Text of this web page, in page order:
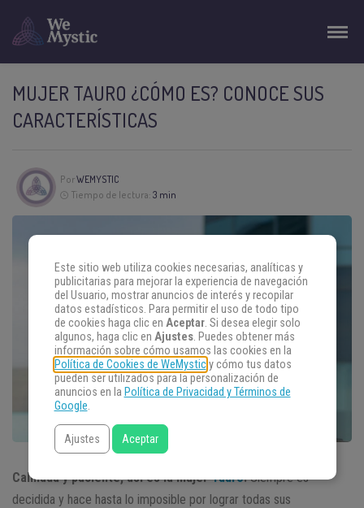
MUJER TAURO ¿CÓMO ES? CONOCE SUS
CARACTERÍSTICAS
PorWEMYSTIC
Tiempo de lectura: 3 min
Calmada y paciente, así es la mujerTauro.Siempre es
decidida y hace hasta lo imposible por lograr todas sus
Este sitio web utiliza cookies necesarias, analíticas y
publicitarias para mejorar la experiencia de navegación
del Usuario, mostrar anuncios de interés y recopilar
datos estadísticos. Para permitir el uso de todo tipo
de cookies haga clic en Aceptar. Si desea elegir solo
algunos, haga clic en Ajustes. Puedes obtener más
información sobre cómo usamos las cookies en la
Política de Cookies de WeMysticy cómo tus datos
pueden ser utilizados para la personalización de
anuncios en la Política de Privacidad y Términos de
Google.
Ajustes Aceptar